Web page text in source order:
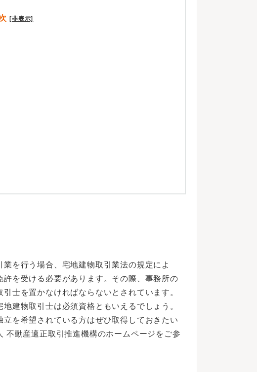
[非表示]
を行う場合、宅地建物取引業法の規定によ
を受ける必要があります。その際、事務所の
士を置かなければならないとされています。
建物取引士は必須資格ともいえるでしょう。
を希望されている方はぜひ取得しておきたい
不動産適正取引推進機構のホームページをご参